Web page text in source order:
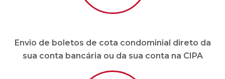
Envio de boletos de cota condominial direto da
sua conta bancária ou da sua conta na CIPA